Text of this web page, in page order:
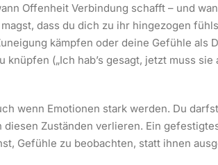
Offenheit Verbindung schafft – und
dass du dich zu ihr hingezogen
kämpfen oder deine Gefühle als
(„Ich hab’s gesagt, jetzt muss
wenn Emotionen stark werden. Du
Zuständen verlieren. Ein
Gefühle zu beobachten, statt ihnen